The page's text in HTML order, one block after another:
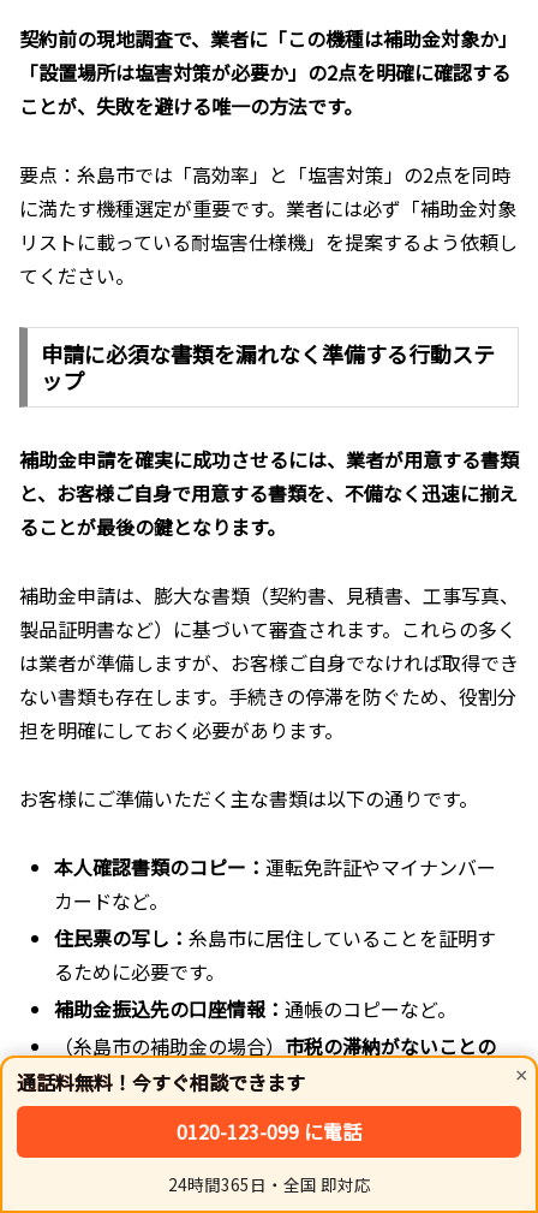
×
通話料無料！今すぐ相談できます
0120-123-099 に電話
24時間365日・全国 即対応
契約前の現地調査で、業者に「この機種は補助金対象か」
「設置場所は塩害対策が必要か」の2点を明確に確認する
ことが、失敗を避ける唯一の方法です。
要点：糸島市では「高効率」と「塩害対策」の2点を同時
に満たす機種選定が重要です。業者には必ず「補助金対象
リストに載っている耐塩害仕様機」を提案するよう依頼し
てください。
申請に必須な書類を漏れなく準備する行動ステ
ップ
補助金申請を確実に成功させるには、業者が用意する書類
と、お客様ご自身で用意する書類を、不備なく迅速に揃え
ることが最後の鍵となります。
補助金申請は、膨大な書類（契約書、見積書、工事写真、
製品証明書など）に基づいて審査されます。これらの多く
は業者が準備しますが、お客様ご自身でなければ取得でき
ない書類も存在します。手続きの停滞を防ぐため、役割分
担を明確にしておく必要があります。
お客様にご準備いただく主な書類は以下の通りです。
本人確認書類のコピー：運転免許証やマイナンバー
カードなど。
住民票の写し：糸島市に居住していることを証明す
るために必要です。
補助金振込先の口座情報：通帳のコピーなど。
（糸島市の補助金の場合） 市税の滞納がないことの
証明書などが別途必要になる場合があります。
これらの書類は、業者から提出を求められたら、すぐに準
備することが重要です。特に住民票などは、発行日からの
シェア トップ